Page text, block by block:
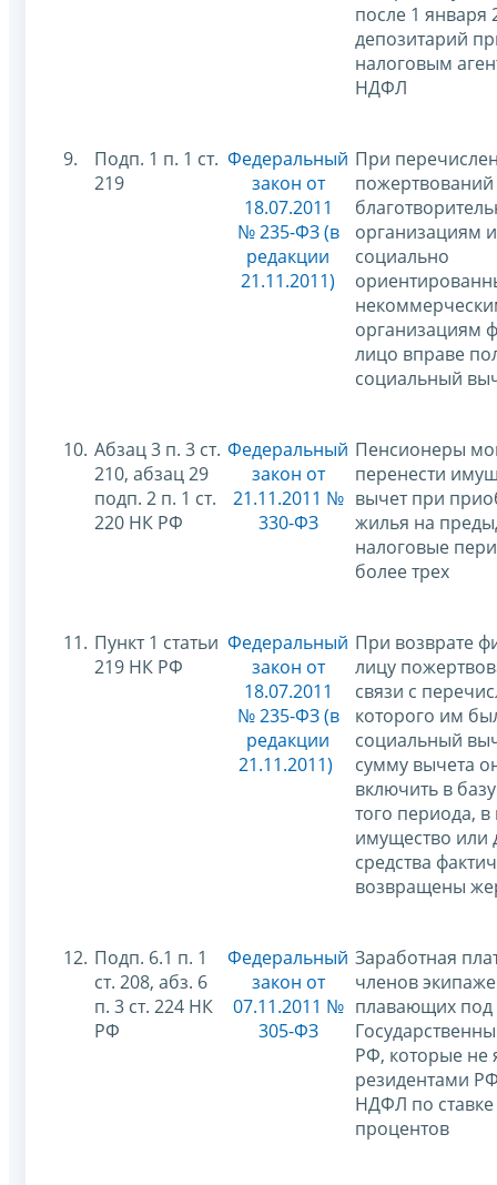
после 1 января
депозитарий
налоговым
НДФЛ
9.
Подп. 1 п. 1 ст.
219
Федеральный
закон от
18.07.2011
№ 235-ФЗ (в
редакции
21.11.2011)
При
пожертвований
организациям
социально
организациям
лицо вправе
социальный
10. Абзац 3 п. 3 ст.
210, абзац 29
подп. 2 п. 1 ст.
220 НК РФ
Федеральный
закон от
21.11.2011 №
330-ФЗ
Пенсионеры
перенести
вычет при
жилья на
налоговые
более трех
11. Пункт 1 статьи
219 НК РФ
Федеральный
закон от
18.07.2011
№ 235-ФЗ (в
редакции
21.11.2011)
При возврате
лицу
связи с
которого им
социальный
сумму вычета
включить в
того периода,
имущество или
средства
возвращены
12. Подп. 6.1 п. 1
ст. 208, абз. 6
п. 3 ст. 224 НК
РФ
Федеральный
закон от
07.11.2011 №
305-ФЗ
Заработная
членов
плавающих под
РФ, которые не
резидентами
НДФЛ по ставке
процентов